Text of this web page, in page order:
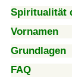
Spiritualität
Vornamen
Grundlagen
FAQ